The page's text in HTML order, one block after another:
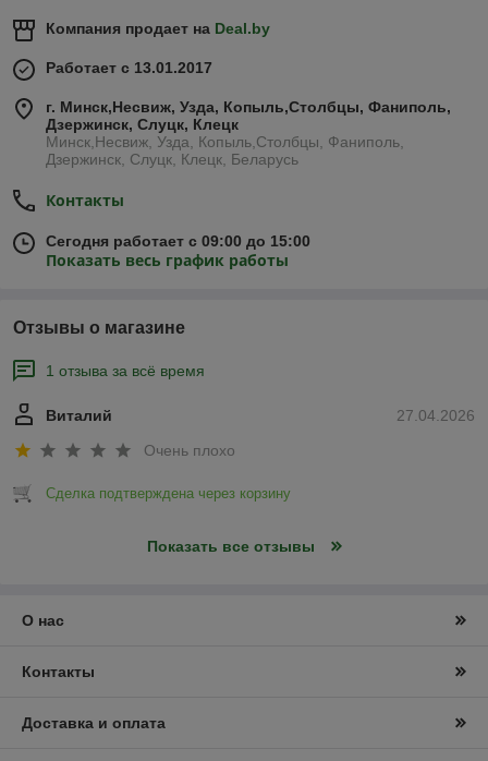
Компания продает на Deal.by
Работает с 13.01.2017
г. Минск,Несвиж, Узда, Копыль,Столбцы, Фаниполь,
Дзержинск, Слуцк, Клецк
Минск,Несвиж, Узда, Копыль,Столбцы, Фаниполь,
Дзержинск, Слуцк, Клецк, Беларусь
Контакты
Сегодня работает с 09:00 до 15:00
Показать весь график работы
Отзывы о магазине
1 отзыва за всё время
27.04.2026
Виталий
Очень плохо
Сделка подтверждена через корзину
Показать все отзывы
О нас
Контакты
Доставка и оплата